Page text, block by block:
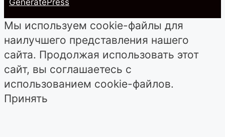
Мы используем cookie-файлы для
наилучшего представления нашего
сайта. Продолжая использовать этот
сайт, вы соглашаетесь с
использованием cookie-файлов.
Принять